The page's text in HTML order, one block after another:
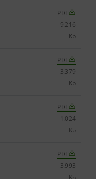
PDF
9.216
Kb
PDF
3.379
Kb
PDF
1.024
Kb
PDF
3.993
Kb